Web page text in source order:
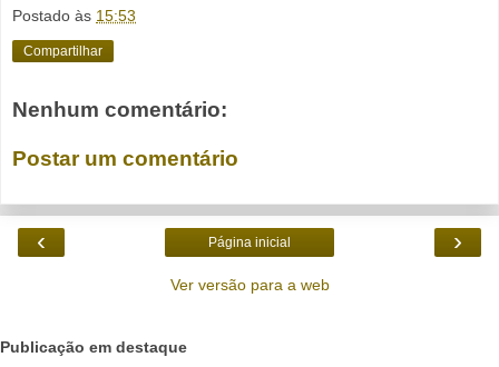
Postado às 15:53
Compartilhar
Nenhum comentário:
Postar um comentário
‹ ›
Página inicial
Ver versão para a web
Publicação em destaque